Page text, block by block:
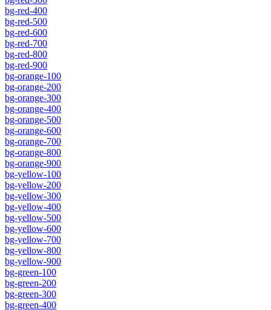
bg-red-400
bg-red-500
bg-red-600
bg-red-700
bg-red-800
bg-red-900
bg-orange-100
bg-orange-200
bg-orange-300
bg-orange-400
bg-orange-500
bg-orange-600
bg-orange-700
bg-orange-800
bg-orange-900
bg-yellow-100
bg-yellow-200
bg-yellow-300
bg-yellow-400
bg-yellow-500
bg-yellow-600
bg-yellow-700
bg-yellow-800
bg-yellow-900
bg-green-100
bg-green-200
bg-green-300
bg-green-400